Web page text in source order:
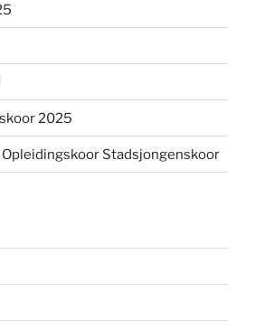
2025
Stadsjongenskoor